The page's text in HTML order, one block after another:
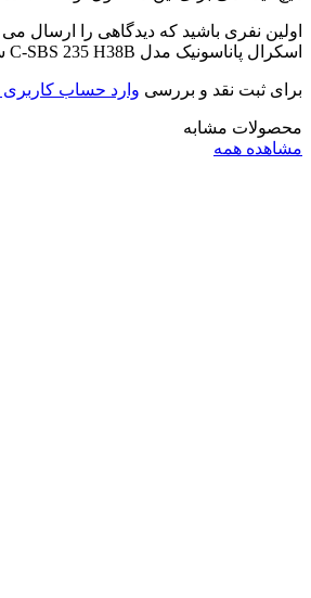
اولین نفری باشید که دیدگاهی را ارسال
اسکرال پاناسونیک مدل C-SBS 235 H38B سه فاز”
برای ثبت نقد و بررسی وارد حساب کاربری
محصولات مشابه
مشاهده همه